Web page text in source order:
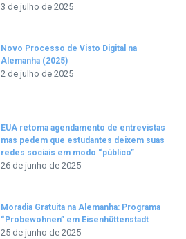
3 de julho de 2025
Novo Processo de Visto Digital na
Alemanha (2025)
2 de julho de 2025
EUA retoma agendamento de entrevistas
mas pedem que estudantes deixem suas
redes sociais em modo “público”
26 de junho de 2025
Moradia Gratuita na Alemanha: Programa
“Probewohnen” em Eisenhüttenstadt
25 de junho de 2025